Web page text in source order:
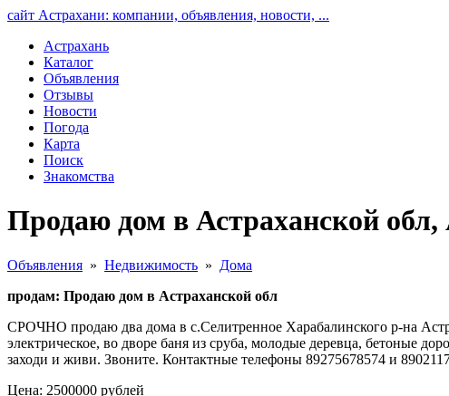
сайт Астрахани: компании, объявления, новости, ...
Астрахань
Каталог
Объявления
Отзывы
Новости
Погода
Карта
Поиск
Знакомства
Продаю дом в Астраханской обл,
Объявления » Недвижимость » Дома
продам: Продаю дом в Астраханской обл
СРОЧНО продаю два дома в с.Селитренное Харабалинского р-на
электрическое, во дворе баня из сруба, молодые деревца, бетоные
заходи и живи. Звоните. Контактные телефоны 89275678574 и
Цена: 2500000 рублей